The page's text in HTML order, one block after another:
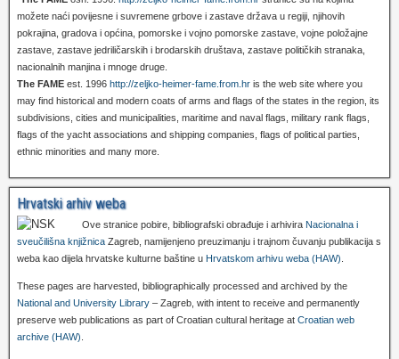
možete naći povijesne i suvremene grbove i zastave država u regiji, njihovih
pokrajina, gradova i općina, pomorske i vojno pomorske zastave, vojne položajne
zastave, zastave jedriličarskih i brodarskih društava, zastave političkih stranaka,
nacionalnih manjina i mnoge druge.
The FAME est. 1996 http://zeljko-heimer-fame.from.hr is the web site where you
may find historical and modern coats of arms and flags of the states in the region, its
subdivisions, cities and municipalities, maritime and naval flags, military rank flags,
flags of the yacht associations and shipping companies, flags of political parties,
ethnic minorities and many more.
Hrvatski arhiv weba
Ove stranice pobire, bibliografski obrađuje i arhivira Nacionalna i
sveučilišna knjižnica Zagreb, namijenjeno preuzimanju i trajnom čuvanju publikacija s
weba kao dijela hrvatske kulturne baštine u Hrvatskom arhivu weba (HAW)
These pages are harvested, bibliographically processed and archived by the
National and University Library – Zagreb, with intent to receive and permanently
preserve web publications as part of Croatian cultural heritage at Croatian web
archive (HAW)